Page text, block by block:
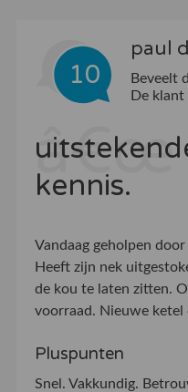
10
paul
Beveelt
De klant
kennis.
Vandaag geholpen
Heeft zijn nek
de kou te laten zitten.
voorraad. Nieuwe ketel
Pluspunten
Snel. Vakkundig.